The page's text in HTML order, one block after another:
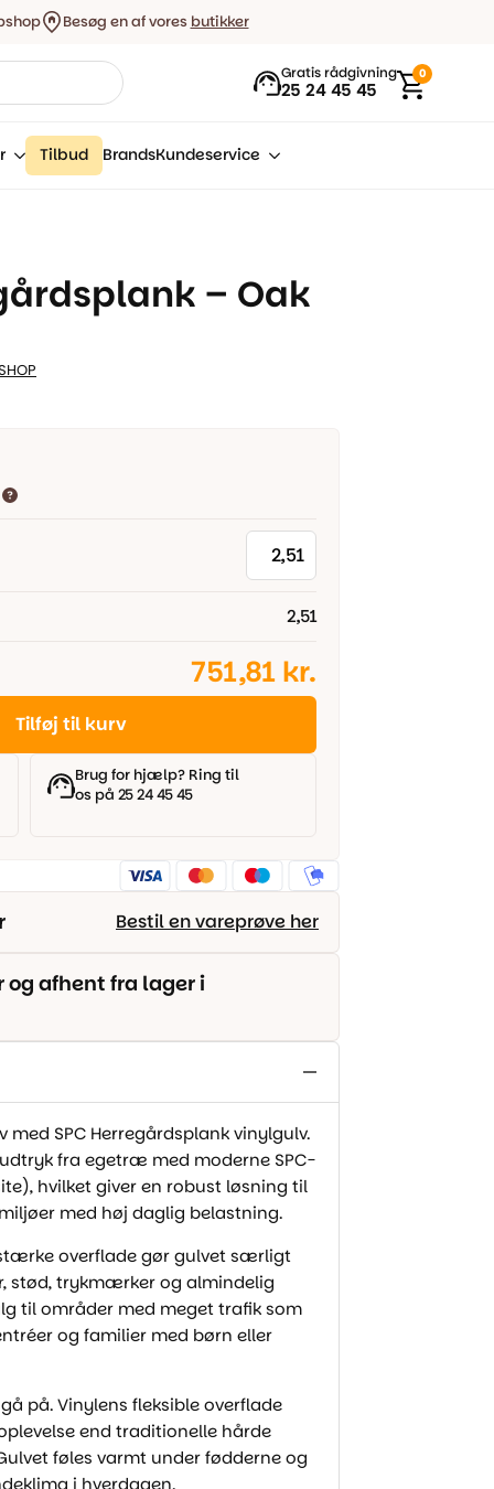
Besøg en af vores butikker
Gratis rådgivning
25 24 45 45
0
Tilbud BrandsKundeservice
– Oak
2,51
751,81 kr.
Tilføj til kurv
Brug for hjælp? Ring til
os på 25 24 45 45
Bestil en vareprøve her
afhent fra lager i
SPC Herregårdsplank vinylgulv.
fra egetræ med moderne SPC-
hvilket giver en robust løsning til
med høj daglig belastning.
overflade gør gulvet særligt
stød, trykmærker og almindelig
til områder med meget trafik som
og familier med børn eller
på. Vinylens fleksible overflade
end traditionelle hårde
føles varmt under fødderne og
i hverdagen.